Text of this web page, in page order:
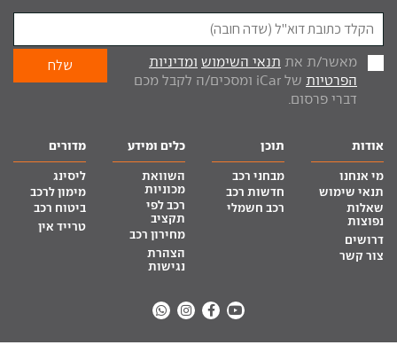
מאשר/ת את תנאי השימוש ומדיניות
הפרטיות
של iCar ומסכים/ה לקבל מכם
דברי פרסום.
אודות
מי אנחנו
תנאי שימוש
שאלות
נפוצות
דרושים
צור קשר
תוכן
מבחני רכב
חדשות רכב
רכב חשמלי
כלים ומידע
השוואת
מכוניות
רכב לפי
תקציב
מחירון רכב
הצהרת
נגישות
מדורים
ליסינג
מימון לרכב
ביטוח רכב
טרייד אין